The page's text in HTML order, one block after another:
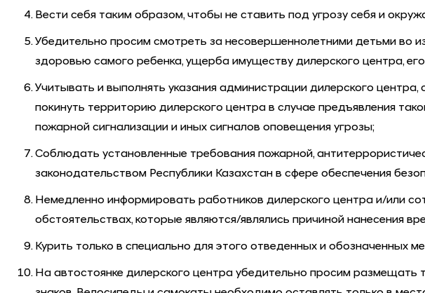
Вести себя таким образом, чтобы не ставить под угрозу себя и
Убедительно просим смотреть за несовершеннолетними детьми во
здоровью самого ребенка, ущерба имуществу дилерского центра,
Учитывать и выполнять указания администрации дилерского
покинуть территорию дилерского центра в случае предъявления
пожарной сигнализации и иных сигналов оповещения угрозы;
Соблюдать установленные требования пожарной,
законодательством Республики Казахстан в сфере обеспечения
Немедленно информировать работников дилерского центра и/или
обстоятельствах, которые являются/являлись причиной нанесения
Курить только в специально для этого отведенных и обозначенных
На автостоянке дилерского центра убедительно просим